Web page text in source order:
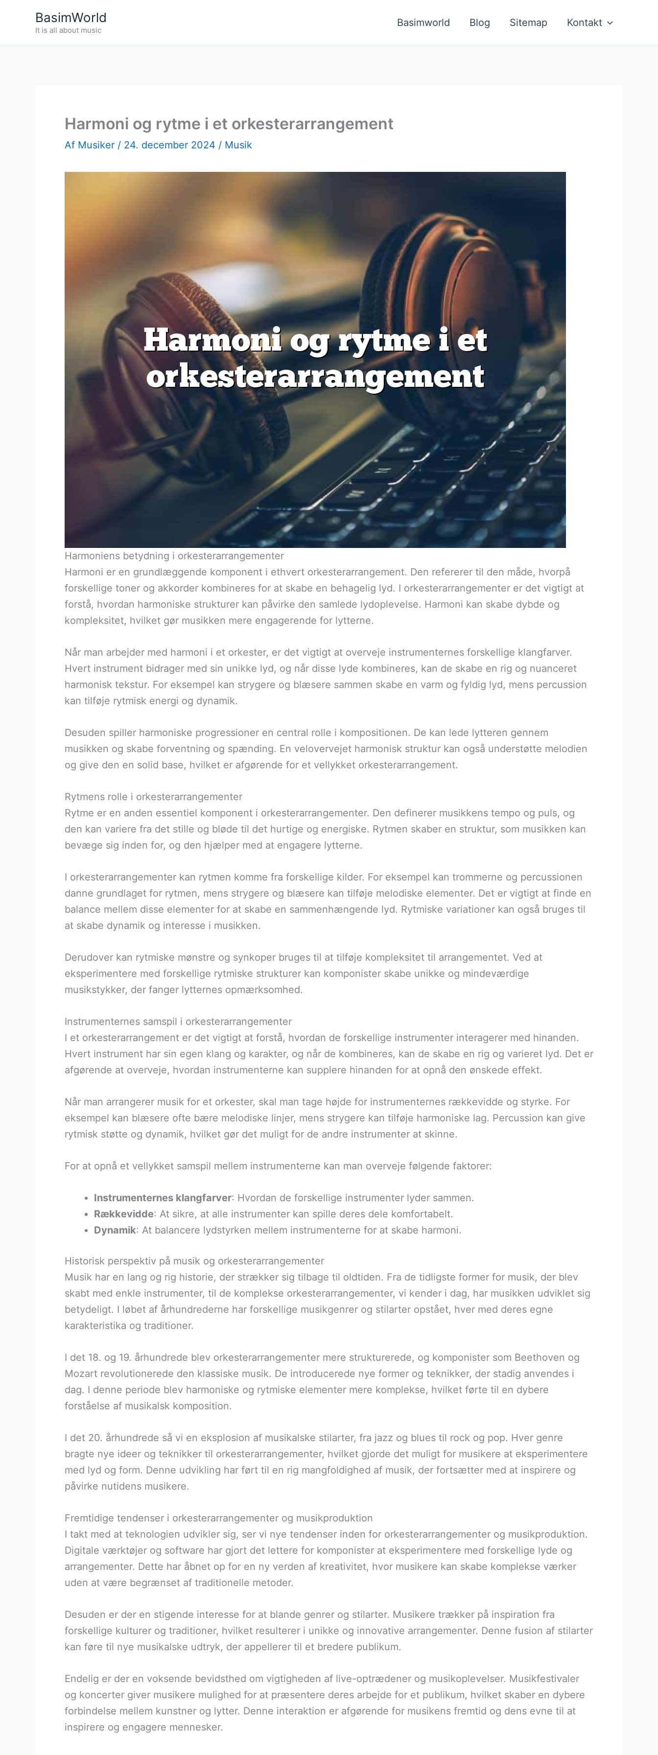
BasimWorld
It is all about music
Basimworld Blog Sitemap Kontakt
Harmoni og rytme i et orkesterarrangement
Af Musiker / 24. december 2024 / Musik
Harmoniens betydning i orkesterarrangementer
Harmoni er en grundlæggende komponent i ethvert orkesterarrangement. Den refererer til den måde, hvorpå
forskellige toner og akkorder kombineres for at skabe en behagelig lyd. I orkesterarrangementer er det vigtigt at
forstå, hvordan harmoniske strukturer kan påvirke den samlede lydoplevelse. Harmoni kan skabe dybde og
kompleksitet, hvilket gør musikken mere engagerende for lytterne.
Når man arbejder med harmoni i et orkester, er det vigtigt at overveje instrumenternes forskellige klangfarver.
Hvert instrument bidrager med sin unikke lyd, og når disse lyde kombineres, kan de skabe en rig og nuanceret
harmonisk tekstur. For eksempel kan strygere og blæsere sammen skabe en varm og fyldig lyd, mens percussion
kan tilføje rytmisk energi og dynamik.
Desuden spiller harmoniske progressioner en central rolle i kompositionen. De kan lede lytteren gennem
musikken og skabe forventning og spænding. En velovervejet harmonisk struktur kan også understøtte melodien
og give den en solid base, hvilket er afgørende for et vellykket orkesterarrangement.
Rytmens rolle i orkesterarrangementer
Rytme er en anden essentiel komponent i orkesterarrangementer. Den definerer musikkens tempo og puls, og
den kan variere fra det stille og bløde til det hurtige og energiske. Rytmen skaber en struktur, som musikken kan
bevæge sig inden for, og den hjælper med at engagere lytterne.
I orkesterarrangementer kan rytmen komme fra forskellige kilder. For eksempel kan trommerne og percussionen
danne grundlaget for rytmen, mens strygere og blæsere kan tilføje melodiske elementer. Det er vigtigt at finde en
balance mellem disse elementer for at skabe en sammenhængende lyd. Rytmiske variationer kan også bruges til
at skabe dynamik og interesse i musikken.
Derudover kan rytmiske mønstre og synkoper bruges til at tilføje kompleksitet til arrangementet. Ved at
eksperimentere med forskellige rytmiske strukturer kan komponister skabe unikke og mindeværdige
musikstykker, der fanger lytternes opmærksomhed.
Instrumenternes samspil i orkesterarrangementer
I et orkesterarrangement er det vigtigt at forstå, hvordan de forskellige instrumenter interagerer med hinanden.
Hvert instrument har sin egen klang og karakter, og når de kombineres, kan de skabe en rig og varieret lyd. Det er
afgørende at overveje, hvordan instrumenterne kan supplere hinanden for at opnå den ønskede effekt.
Når man arrangerer musik for et orkester, skal man tage højde for instrumenternes rækkevidde og styrke. For
eksempel kan blæsere ofte bære melodiske linjer, mens strygere kan tilføje harmoniske lag. Percussion kan give
rytmisk støtte og dynamik, hvilket gør det muligt for de andre instrumenter at skinne.
For at opnå et vellykket samspil mellem instrumenterne kan man overveje følgende faktorer:
Instrumenternes klangfarver: Hvordan de forskellige instrumenter lyder sammen.
Rækkevidde: At sikre, at alle instrumenter kan spille deres dele komfortabelt.
Dynamik: At balancere lydstyrken mellem instrumenterne for at skabe harmoni.
Historisk perspektiv på musik og orkesterarrangementer
Musik har en lang og rig historie, der strækker sig tilbage til oldtiden. Fra de tidligste former for musik, der blev
skabt med enkle instrumenter, til de komplekse orkesterarrangementer, vi kender i dag, har musikken udviklet sig
betydeligt. I løbet af århundrederne har forskellige musikgenrer og stilarter opstået, hver med deres egne
karakteristika og traditioner.
I det 18. og 19. århundrede blev orkesterarrangementer mere strukturerede, og komponister som Beethoven og
Mozart revolutionerede den klassiske musik. De introducerede nye former og teknikker, der stadig anvendes i
dag. I denne periode blev harmoniske og rytmiske elementer mere komplekse, hvilket førte til en dybere
forståelse af musikalsk komposition.
I det 20. århundrede så vi en eksplosion af musikalske stilarter, fra jazz og blues til rock og pop. Hver genre
bragte nye ideer og teknikker til orkesterarrangementer, hvilket gjorde det muligt for musikere at eksperimentere
med lyd og form. Denne udvikling har ført til en rig mangfoldighed af musik, der fortsætter med at inspirere og
påvirke nutidens musikere.
Fremtidige tendenser i orkesterarrangementer og musikproduktion
I takt med at teknologien udvikler sig, ser vi nye tendenser inden for orkesterarrangementer og musikproduktion.
Digitale værktøjer og software har gjort det lettere for komponister at eksperimentere med forskellige lyde og
arrangementer. Dette har åbnet op for en ny verden af kreativitet, hvor musikere kan skabe komplekse værker
uden at være begrænset af traditionelle metoder.
Desuden er der en stigende interesse for at blande genrer og stilarter. Musikere trækker på inspiration fra
forskellige kulturer og traditioner, hvilket resulterer i unikke og innovative arrangementer. Denne fusion af stilarter
kan føre til nye musikalske udtryk, der appellerer til et bredere publikum.
Endelig er der en voksende bevidsthed om vigtigheden af live-optrædener og musikoplevelser. Musikfestivaler
og koncerter giver musikere mulighed for at præsentere deres arbejde for et publikum, hvilket skaber en dybere
forbindelse mellem kunstner og lytter. Denne interaktion er afgørende for musikens fremtid og dens evne til at
inspirere og engagere mennesker.